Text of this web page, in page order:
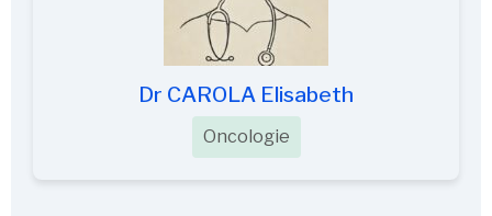
Dr CAROLA Elisabeth
Oncologie